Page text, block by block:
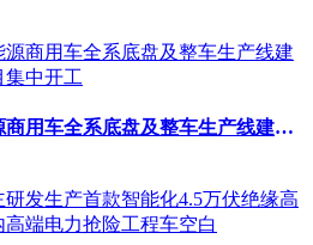
程力汽车集团新能源商用车全系底盘及整车生产线建设被纳入省重大项目集中开工